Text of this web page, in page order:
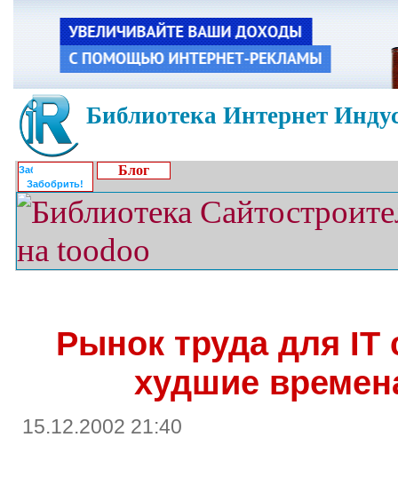
Библиотека Интернет
Забобрить!
Блог
Рынок труда для IT
худшие
15.12.2002 21:40